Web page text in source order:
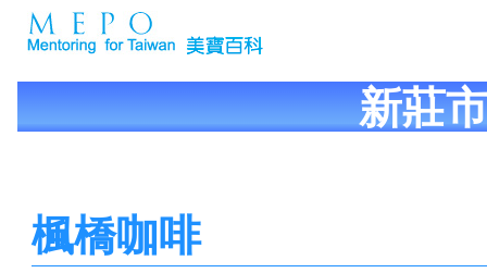
新莊
楓橋咖啡